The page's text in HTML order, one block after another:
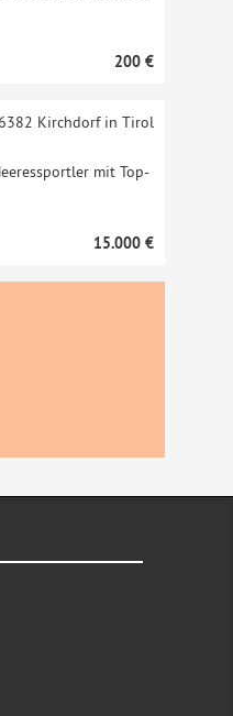
200 €
mit Top-
Kirchdorf in Tirol
15.000 €